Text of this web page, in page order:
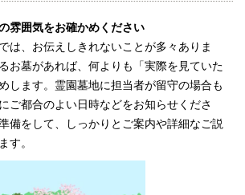
雰囲気をお確かめください
は、お伝えしきれないことが多々ありま
お墓があれば、何よりも「実際を見ていた
します。霊園墓地に担当者が留守の場合も
ご都合のよい日時などをお知らせくださ
備をして、しっかりとご案内や詳細なご説
す。